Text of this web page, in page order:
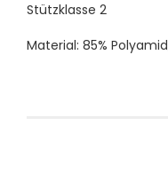
Stützklasse 2
Material: 85%